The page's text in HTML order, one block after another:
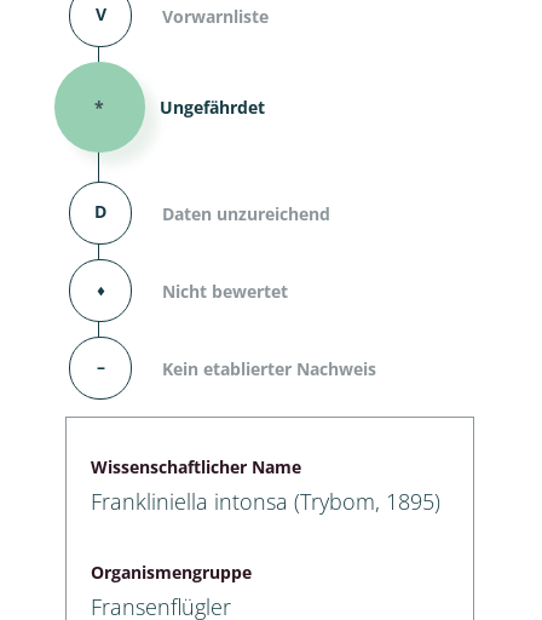
V Vorwarnliste
* Ungefährdet
D Daten unzureichend
⬧ Nicht bewertet
– Kein etablierter Nachweis
Wissenschaftlicher Name
Frankliniella intonsa (Trybom, 1895)
Organismengruppe
Fransenflügler